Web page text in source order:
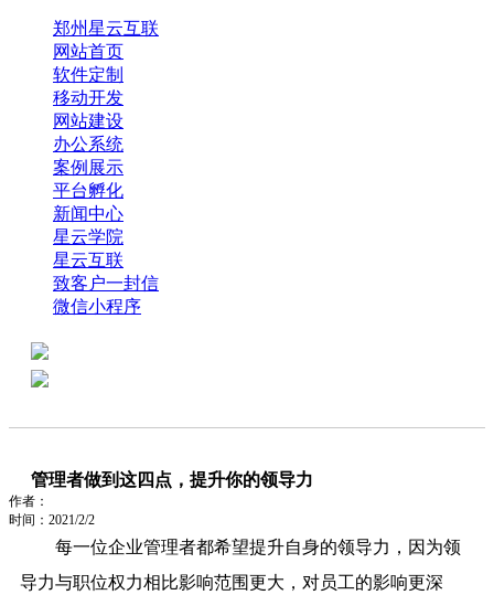
郑州星云互联
网站首页
软件定制
移动开发
网站建设
办公系统
案例展示
平台孵化
新闻中心
星云学院
星云互联
致客户一封信
微信小程序
管理者做到这四点，提升你的领导力
作者：
时间：2021/2/2
每一位企业管理者都希望提升自身的领导力，因为领
导力与职位权力相比影响范围更大，对员工的影响更深